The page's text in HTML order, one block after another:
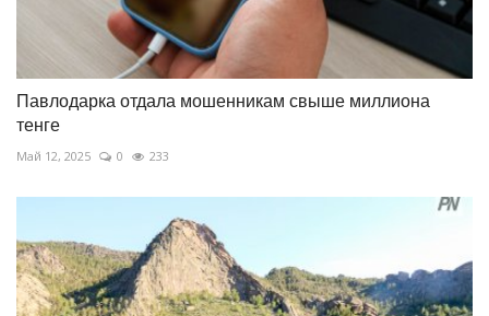
Павлодарка отдала мошенникам свыше миллиона
тенге
Май 12, 2025 0 233